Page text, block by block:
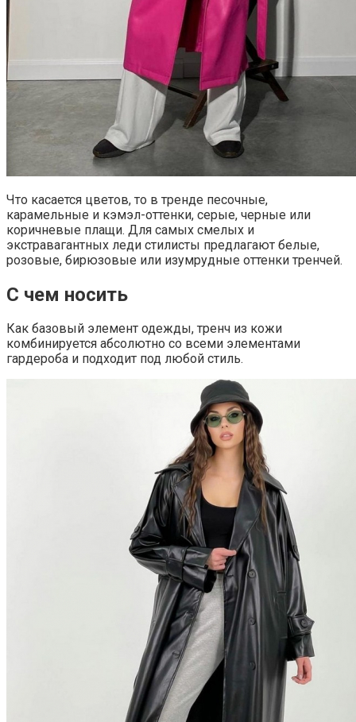
Что касается цветов, то в тренде песочные,
карамельные и кэмэл-оттенки, серые, черные или
коричневые плащи. Для самых смелых и
экстравагантных леди стилисты предлагают белые,
розовые, бирюзовые или изумрудные оттенки тренчей.
С чем носить
Как базовый элемент одежды, тренч из кожи
комбинируется абсолютно со всеми элементами
гардероба и подходит под любой стиль.